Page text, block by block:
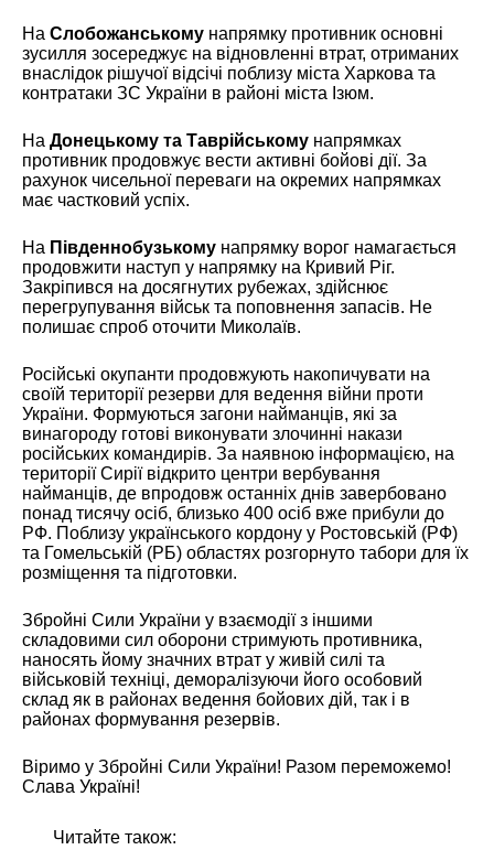
На Слобожанському напрямку противник основні
зусилля зосереджує на відновленні втрат, отриманих
внаслідок рішучої відсічі поблизу міста Харкова та
контратаки ЗС України в районі міста Ізюм.
На Донецькому та Таврійському напрямках
противник продовжує вести активні бойові дії. За
рахунок чисельної переваги на окремих напрямках
має частковий успіх.
На Південнобузькому напрямку ворог намагається
продовжити наступ у напрямку на Кривий Ріг.
Закріпився на досягнутих рубежах, здійснює
перегрупування військ та поповнення запасів. Не
полишає спроб оточити Миколаїв.
Російські окупанти продовжують накопичувати на
своїй території резерви для ведення війни проти
України. Формуються загони найманців, які за
винагороду готові виконувати злочинні накази
російських командирів. За наявною інформацією, на
території Сирії відкрито центри вербування
найманців, де впродовж останніх днів завербовано
понад тисячу осіб, близько 400 осіб вже прибули до
РФ. Поблизу українського кордону у Ростовській (РФ)
та Гомельській (РБ) областях розгорнуто табори для їх
розміщення та підготовки.
Збройні Сили України у взаємодії з іншими
складовими сил оборони стримують противника,
наносять йому значних втрат у живій силі та
військовій техніці, деморалізуючи його особовий
склад як в районах ведення бойових дій, так і в
районах формування резервів.
Віримо у Збройні Сили України! Разом переможемо!
Слава Україні!
Читайте також: